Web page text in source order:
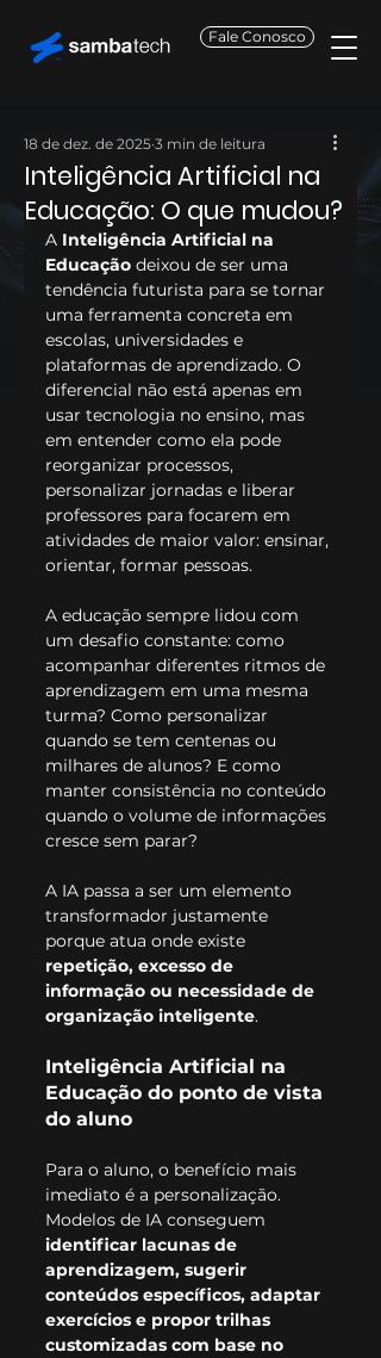
Fale Conosco
Inteligência Artificial na
Educação: O que mudou?
18 de dez. de 2025 3 min de leitura
A Inteligência Artificial na
Educação deixou de ser uma
tendência futurista para se tornar
uma ferramenta concreta em
escolas, universidades e
plataformas de aprendizado. O
diferencial não está apenas em
usar tecnologia no ensino, mas
em entender como ela pode
reorganizar processos,
personalizar jornadas e liberar
professores para focarem em
atividades de maior valor: ensinar,
orientar, formar pessoas.
A educação sempre lidou com
um desafio constante: como
acompanhar diferentes ritmos de
aprendizagem em uma mesma
turma? Como personalizar
quando se tem centenas ou
milhares de alunos? E como
manter consistência no conteúdo
quando o volume de informações
cresce sem parar?
A IA passa a ser um elemento
transformador justamente
porque atua onde existe
repetição, excesso de
informação ou necessidade de
organização inteligente.
Inteligência Artificial na
Educação do ponto de vista
do aluno
Para o aluno, o benefício mais
imediato é a personalização.
Modelos de IA conseguem
identificar lacunas de
aprendizagem, sugerir
conteúdos específicos, adaptar
exercícios e propor trilhas
customizadas com base no